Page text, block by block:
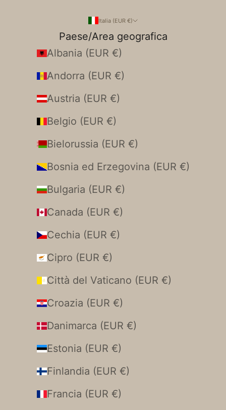
Italia (EUR €)
Paese/Area geografica
Albania (EUR €)
Andorra (EUR €)
Austria (EUR €)
Belgio (EUR €)
Bielorussia (EUR €)
Bosnia ed Erzegovina (EUR €)
Bulgaria (EUR €)
Canada (EUR €)
Cechia (EUR €)
Cipro (EUR €)
Città del Vaticano (EUR €)
Croazia (EUR €)
Danimarca (EUR €)
Estonia (EUR €)
Finlandia (EUR €)
Francia (EUR €)